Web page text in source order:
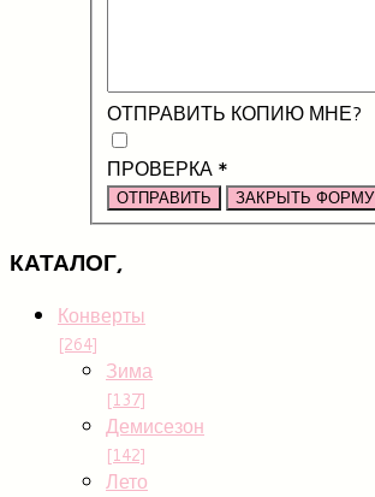
ОТПРАВИТЬ КОПИЮ МНЕ?
ПРОВЕРКА*
ОТПРАВИТЬ ЗАКРЫТЬ ФОРМУ
КАТАЛОГ,
Конверты
[264]
Зима
[137]
Демисезон
[142]
Лето